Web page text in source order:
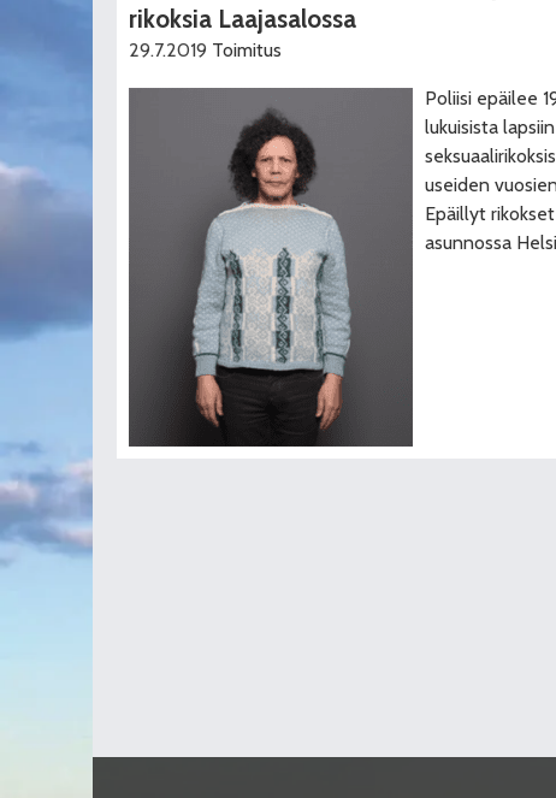
rikoksia Laajasalossa
29.7.2019 Toimitus
Poliisi epäilee
lukuisista
useiden
Epäillyt
asunnossa